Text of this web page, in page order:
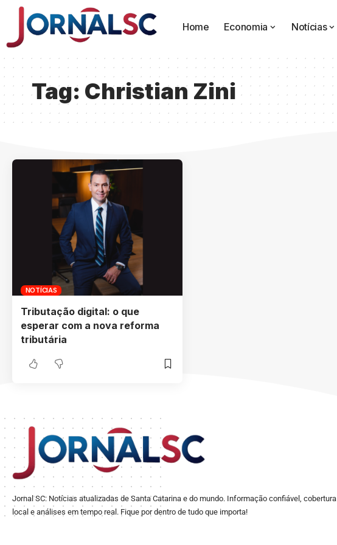
Home Economia Notícias
Tag: Christian Zini
NOTÍCIAS
Tributação digital: o que
esperar com a nova reforma
tributária
Jornal SC: Notícias atualizadas de Santa Catarina e do mundo. Informação confiável, cobertura
local e análises em tempo real. Fique por dentro de tudo que importa!